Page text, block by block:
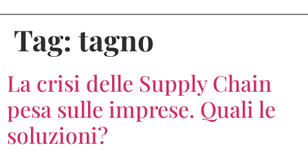
Tag: tagno
La crisi delle Supply Chain
pesa sulle imprese. Quali le
soluzioni?